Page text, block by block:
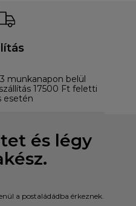
munkanapon belül
17500 Ft feletti
esetén
és légy
a postaládádba érkeznek.